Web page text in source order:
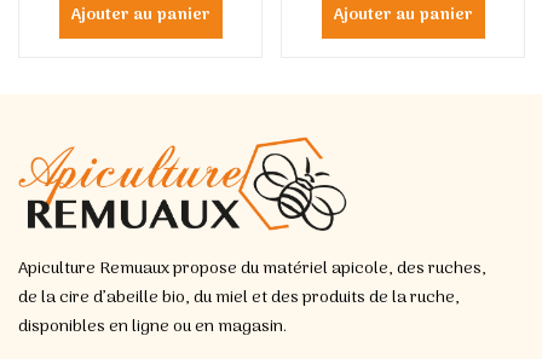
Ajouter au panier Ajouter au panier
Apiculture Remuaux propose du matériel apicole, des ruches,
de la cire d’abeille bio, du miel et des produits de la ruche,
disponibles en ligne ou en magasin.